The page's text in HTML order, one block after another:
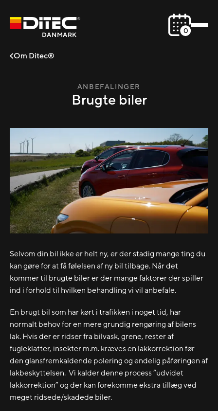
DANMARK 0
Om Ditec®
ANBEFALINGER
Brugte biler
Selvom din bil ikke er helt ny, er der stadig mange ting du
kan gøre for at få følelsen af ny bil tilbage. Når det
kommer til brugte biler er der mange faktorer der spiller
ind i forhold til hvilken behandling vi vil anbefale.
En brugt bil som har kørt i trafikken i noget tid, har
normalt behov for en mere grundig rengøring af bilens
lak. Hvis der er ridser fra bilvask, grene, rester af
fugleklatter, insekter m.m. kræves en lakkorrektion før
den glansfremkaldende polering og endelig påføringen af
lakbeskyttelsen. Vi kalder denne process “udvidet
lakkorrektion” og der kan forekomme ekstra tillæg ved
meget ridsede/skadede biler.